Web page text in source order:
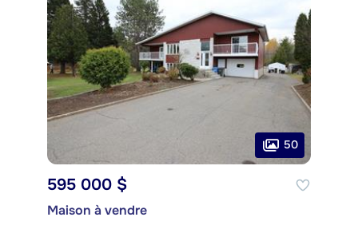
50
595 000 $
Maison à vendre